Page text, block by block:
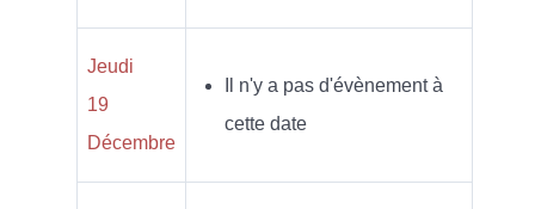
Jeudi
19
Décembre
Il n'y a pas d'évènement à
cette date